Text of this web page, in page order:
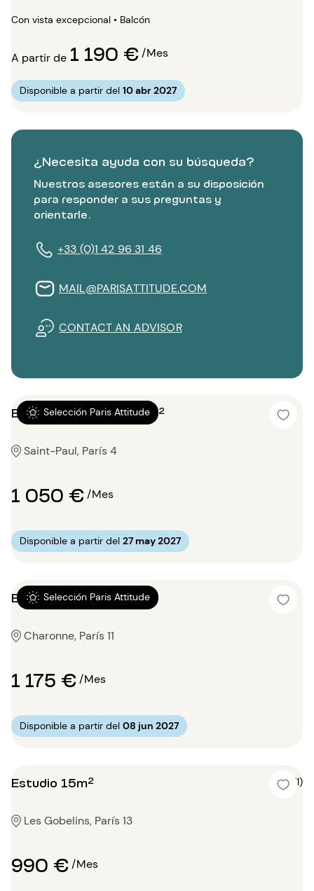
¿Necesita ayuda con su búsqueda?
Nuestros asesores están a su disposición
para responder a sus preguntas y
orientarle.
+33 (0)1 42 96 31 46
MAIL@PARISATTITUDE.COM
CONTACT AN ADVISOR
Con vista excepcional • Balcón
A partir de 1 190 €/Mes
Disponible a partir del 10 abr 2027
Selección Paris Attitude
Estudio con alcoba 13m²
Saint-Paul, París 4
1 050 €/Mes
Disponible a partir del 27 may 2027
Selección Paris Attitude
Estudio 15m²
Charonne, París 11
1 175 €/Mes
Disponible a partir del 08 jun 2027
Estudio 15m² 5 (1)
Les Gobelins, París 13
990 €/Mes